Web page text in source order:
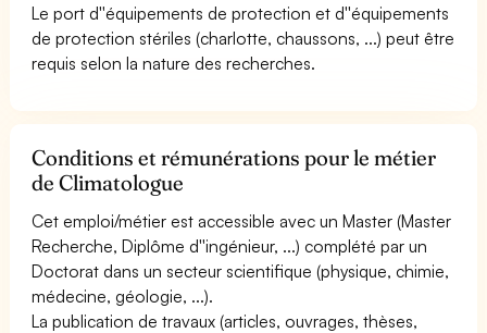
Le port d''équipements de protection et d''équipements
de protection stériles (charlotte, chaussons, ...) peut être
requis selon la nature des recherches.
Conditions et rémunérations pour le métier
de Climatologue
Cet emploi/métier est accessible avec un Master (Master
Recherche, Diplôme d''ingénieur, ...) complété par un
Doctorat dans un secteur scientifique (physique, chimie,
médecine, géologie, ...).
La publication de travaux (articles, ouvrages, thèses,